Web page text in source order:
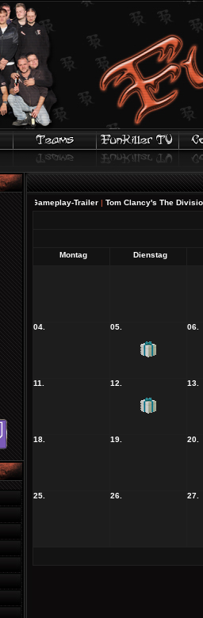
Gameplay-Trailer|Tom Clancy's The Division 2
Montag Dienstag
04. 05. 06.
11. 12. 13.
18. 19. 20.
25. 26. 27.